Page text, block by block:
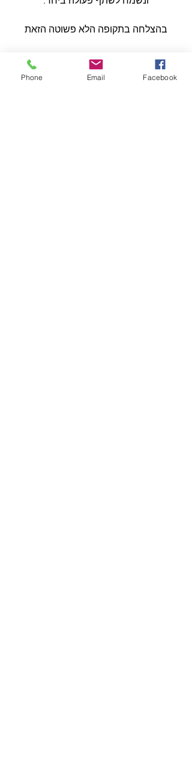
בהצלחה בתקופה הלא פשוטה הזאת
תמיר זיו
Phone Email Facebook